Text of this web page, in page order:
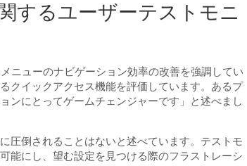
するユーザーテストモニ
ニューのナビゲーション効率の改善を強調してい
クイックアクセス機能を評価しています。あるプ
ンにとってゲームチェンジャーです」と述べまし
圧倒されることはないと述べています。テストモ
能にし、望む設定を見つける際のフラストレーシ